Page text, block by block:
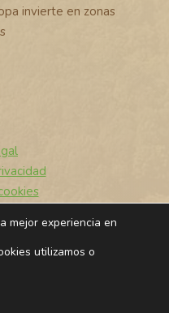
invierte en zonas
mejor experiencia en
utilizamos o